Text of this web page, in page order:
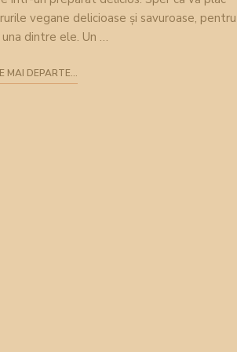
vegane delicioase și savuroase,
dintre ele. Un …
MAI DEPARTE...